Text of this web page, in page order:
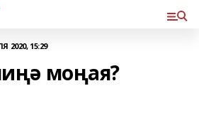
2020, 15:29
моңая?